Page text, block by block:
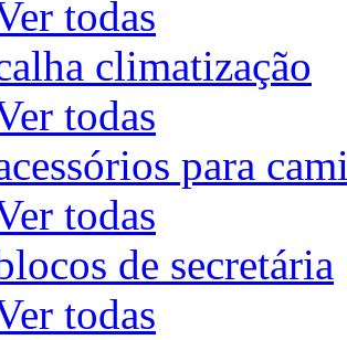
todas
climatização
todas
para
todas
de secretária
todas